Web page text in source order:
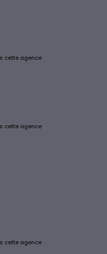
cette agence
cette agence
cette agence